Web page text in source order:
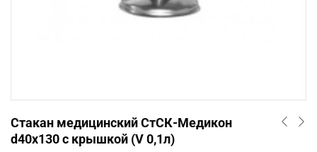
Стакан медицинский СтСК-Медикон
d40х130 с крышкой (V 0,1л)